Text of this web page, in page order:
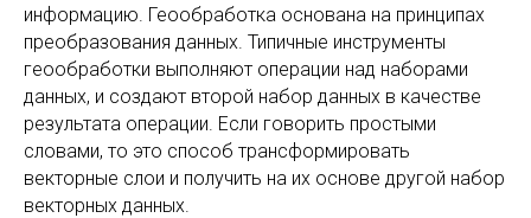
информацию. Геообработка основана на принципах
преобразования данных. Типичные инструменты
геообработки выполняют операции над наборами
данных, и создают второй набор данных в качестве
результата операции. Если говорить простыми
словами, то это способ трансформировать
векторные слои и получить на их основе другой набор
векторных данных.